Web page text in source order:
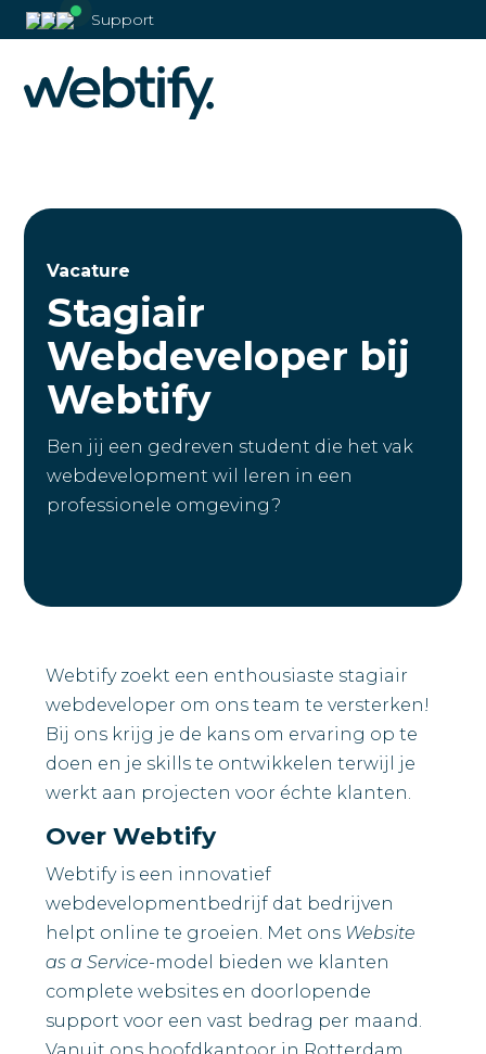
Support
Vacature
Stagiair
Webdeveloper bij
Webtify
Ben jij een gedreven student die het vak
webdevelopment wil leren in een
professionele omgeving?
Webtify zoekt een enthousiaste stagiair
webdeveloper om ons team te versterken!
Bij ons krijg je de kans om ervaring op te
doen en je skills te ontwikkelen terwijl je
werkt aan projecten voor échte klanten.
Over Webtify
Webtify is een innovatief
webdevelopmentbedrijf dat bedrijven
helpt online te groeien. Met ons Website
as a Service-model bieden we klanten
complete websites en doorlopende
support voor een vast bedrag per maand.